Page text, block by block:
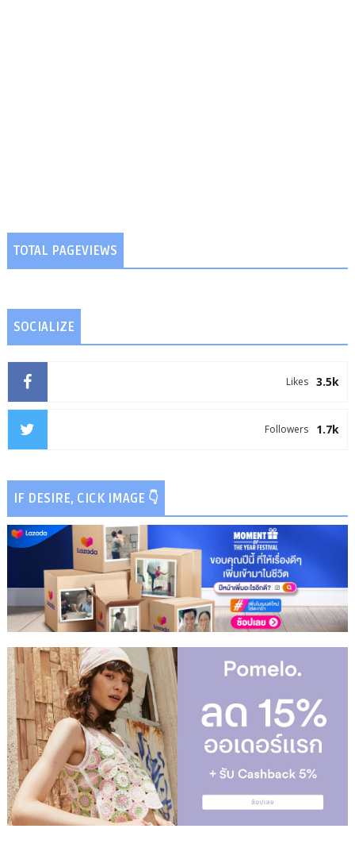
TOTAL PAGEVIEWS
SOCIALIZE
3.5k
Likes
1.7k
Followers
IF DESIRE, CICK IMAGE 👇